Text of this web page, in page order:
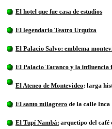
El hotel que fue casa de estudios
El legendario Teatro Urquiza
El Palacio Salvo: emblema
El Palacio Taranco y la influencia
El Ateneo de Montevideo: larga
El santo milagrero de la calle Inca
El Tupí Nambá: arquetipo del café